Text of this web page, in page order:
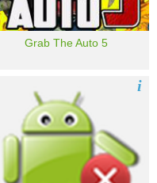
Grab The Auto 5
i